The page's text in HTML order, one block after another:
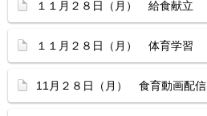
１１月２８日（月） 給食献立
１１月２８日（月） 体育学習
11月２８日（月） 食育動画配信